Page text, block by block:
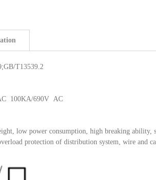
T13539.2
100KA/690V AC
low power consumption, high breaking ability,
protection of distribution system, wire and